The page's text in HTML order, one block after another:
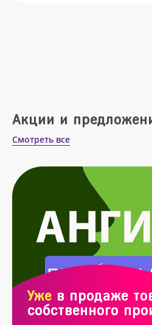
Акции и
Смотреть все
Уже в продаже
собственного